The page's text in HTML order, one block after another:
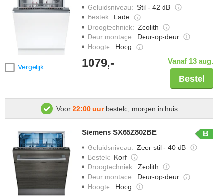
Vergelijk
Geluidsniveau: Stil - 42 dB
Bestek: Lade
Droogtechniek: Zeolith
Deur montage: Deur-op-deur
Hoogte: Hoog
1079,- Vanaf 13 aug.
Bestel
Voor 22:00 uurbesteld, morgen in huis
Siemens SX65Z802BE B
Geluidsniveau: Zeer stil - 40 dB
Bestek: Korf
Droogtechniek: Zeolith
Deur montage: Deur-op-deur
Hoogte: Hoog